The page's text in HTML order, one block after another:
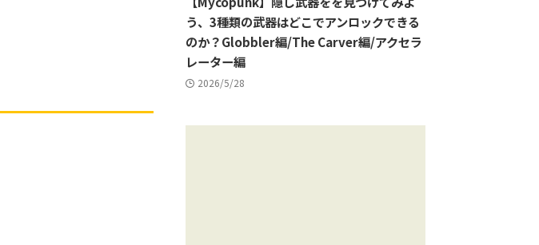
う、3種類の武器はどこでアンロックできる
のか？Globbler編/The Carver編/アクセラ
レーター編
2026/5/28